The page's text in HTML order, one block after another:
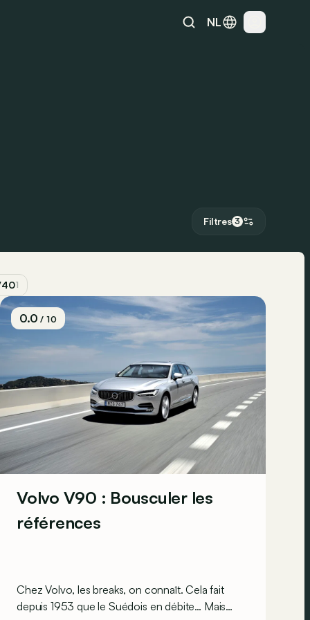
NL
Filtres 3
1
0.0/ 10
Volvo V90 : Bousculer les
références
Chez Volvo, les breaks, on connaît. Cela fait
depuis 1953 que le Suédois en débite… Mais